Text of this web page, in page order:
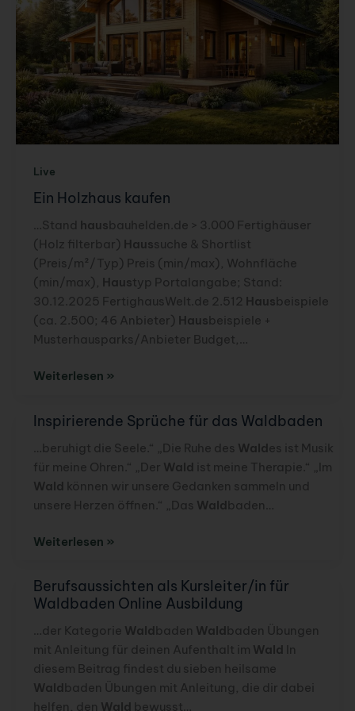
Überblick
Live
Ein Holzhaus kaufen
…Stand hausbauhelden.de > 3.000 Fertighäuser
(Holz filterbar) Haussuche & Shortlist
(Preis/m²/Typ) Preis (min/max), Wohnfläche
(min/max), Haustyp Portalangabe; Stand:
30.12.2025 FertighausWelt.de 2.512 Hausbeispiele
(ca. 2.500; 46 Anbieter) Hausbeispiele +
Musterhausparks/Anbieter Budget,…
Ein
kaufen
Weiterlesen »
Inspirierende Sprüche für das Waldbaden
…beruhigt die Seele.“ „Die Ruhe des Waldes ist Musik
für meine Ohren.“ „Der Wald ist meine Therapie.“ „Im
Wald können wir unsere Gedanken sammeln und
unsere Herzen öffnen.“ „Das Wald baden…
Inspirierende
für
das
Weiterlesen »
Berufsaussichten als Kursleiter/in für
Waldbaden Online Ausbildung
…der Kategorie Wald baden Wald baden Übungen
mit Anleitung für deinen Aufenthalt im Wald In
diesem Beitrag findest du sieben heilsame
Wald baden Übungen mit Anleitung, die dir dabei
helfen, den Wald bewusst…